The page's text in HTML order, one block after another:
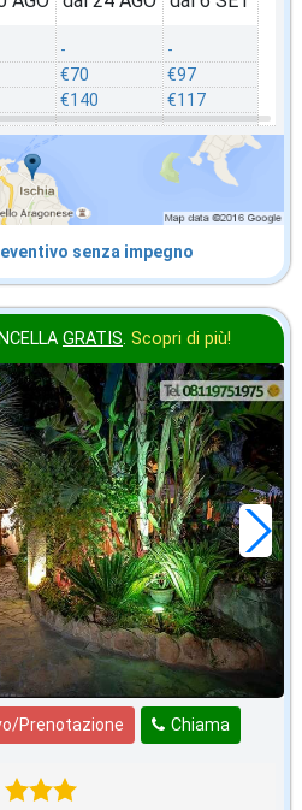
-
€70
€140
-
€97
€117
senza impegno
GRATIS. Scopri di più!
Chiama
Prenotazione